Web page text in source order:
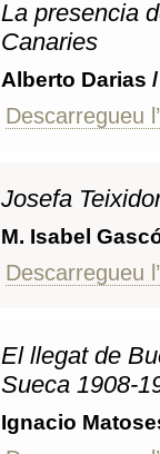
La presencia
Canaries
Alberto Darias
Descarregueu
Josefa
M. Isabel
Descarregueu
El llegat de
Sueca 1908-
Ignacio